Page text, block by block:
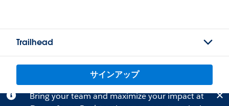
Trailhead
サインアップ
Bring your team and maximize your impact at